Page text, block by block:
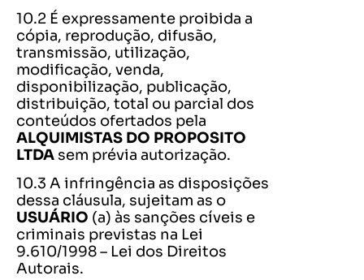
10.2 É expressamente proibida a
cópia, reprodução, difusão,
transmissão, utilização,
modificação, venda,
disponibilização, publicação,
distribuição, total ou parcial dos
conteúdos ofertados pela
ALQUIMISTAS DO PROPOSITO
LTDA sem prévia autorização.
10.3 A infringência as disposições
dessa cláusula, sujeitam as o
USUÁRIO (a) às sanções cíveis e
criminais previstas na Lei
9.610/1998 – Lei dos Direitos
Autorais.